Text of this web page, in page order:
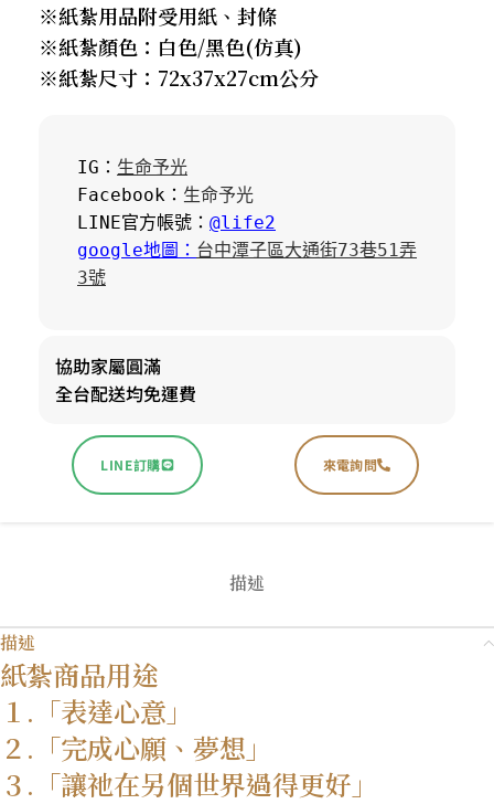
※紙紮用品附受用紙、封條
※紙紮顏色：白色/黑色(仿真)
※紙紮尺寸：72x37x27cm公分
IG： 生命予光
Facebook： 生命予光
LINE官方帳號： @life2
google地圖： 台中潭子區大通街73巷51弄
3號
協助家屬圓滿
全台配送均免運費
LINE訂購 來電詢問
描述
描述
紙紮商品用途
１.「表達心意」
２.「完成心願、夢想」
３.「讓祂在另個世界過得更好」